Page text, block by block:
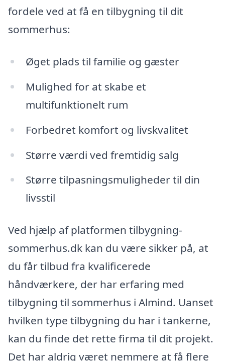
fordele ved at få en tilbygning til dit
sommerhus:
Øget plads til familie og gæster
Mulighed for at skabe et
multifunktionelt rum
Forbedret komfort og livskvalitet
Større værdi ved fremtidig salg
Større tilpasningsmuligheder til din
livsstil
Ved hjælp af platformen tilbygning-
sommerhus.dk kan du være sikker på, at
du får tilbud fra kvalificerede
håndværkere, der har erfaring med
tilbygning til sommerhus i Almind. Uanset
hvilken type tilbygning du har i tankerne,
kan du finde det rette firma til dit projekt.
Det har aldrig været nemmere at få flere